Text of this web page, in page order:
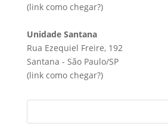
(link como chegar?)
Unidade Santana
Rua Ezequiel Freire, 192
Santana - São Paulo/SP
(link como chegar?)